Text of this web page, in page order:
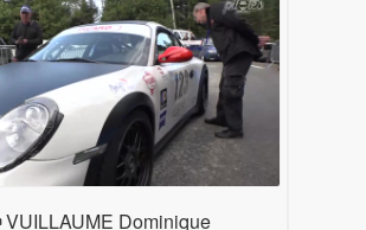
VUILLAUME Dominique